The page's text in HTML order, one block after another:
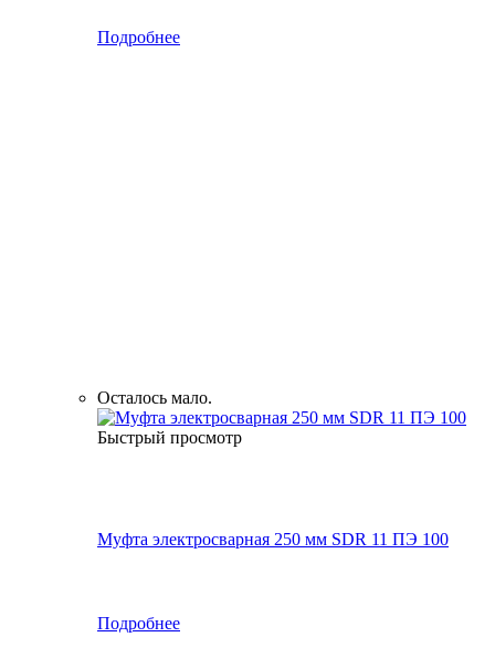
Подробнее
Осталось мало.
Быстрый просмотр
Муфта электросварная 250 мм SDR 11 ПЭ 100
Подробнее